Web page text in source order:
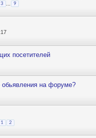
3 9
посетителей
на форуме?
1 2